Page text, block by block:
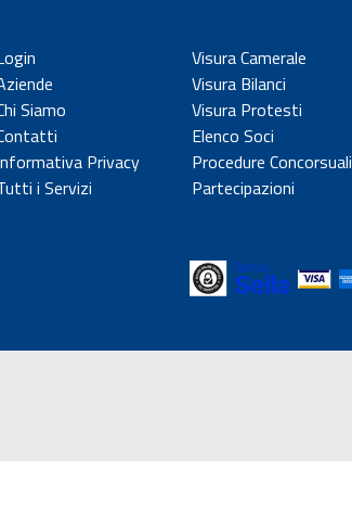
Siamo
Privacy
i Servizi
Visura Camerale
Visura Bilanci
Visura Protesti
Elenco Soci
Procedure Concorsuali
Partecipazioni